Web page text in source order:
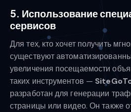
5. Использование
сервисов
Для тех, кто хочет получить
существуют
увеличения посещаемости
таких инструментов —
разработан для генерации
страницы или видео. Он также